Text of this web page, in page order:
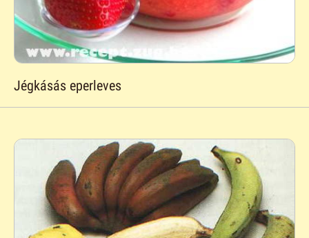
Jégkásás eperleves